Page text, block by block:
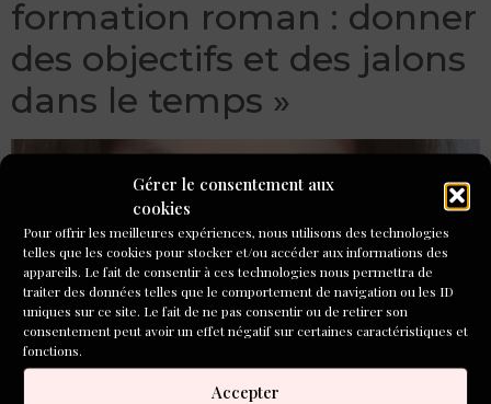
Gérer le consentement aux
cookies
Pour offrir les meilleures expériences, nous utilisons des technologies
telles que les cookies pour stocker et/ou accéder aux informations des
appareils. Le fait de consentir à ces technologies nous permettra de
traiter des données telles que le comportement de navigation ou les ID
uniques sur ce site. Le fait de ne pas consentir ou de retirer son
consentement peut avoir un effet négatif sur certaines caractéristiques et
fonctions.
Accepter
formation roman : donner
des objectifs et des jalons
dans le temps »